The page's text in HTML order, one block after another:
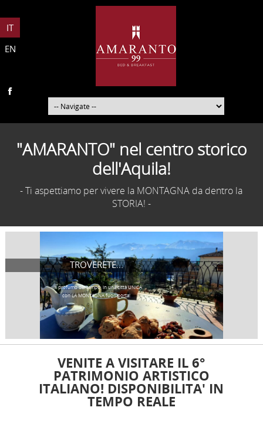
IT
EN
"AMARANTO" nel centro storico
dell'Aquila!
- Ti aspettiamo per vivere la MONTAGNA da dentro la
STORIA! -
TROVERETE...
...il profumo del tempo, in una città UNICA
con LA MONTAGNA fuori porta!
VENITE A VISITARE IL 6°
PATRIMONIO ARTISTICO
ITALIANO! DISPONIBILITA' IN
TEMPO REALE